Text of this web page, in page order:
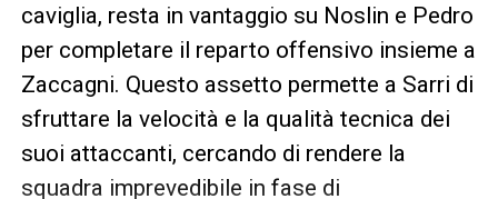
caviglia, resta in vantaggio su Noslin e Pedro
per completare il reparto offensivo insieme a
Zaccagni. Questo assetto permette a Sarri di
sfruttare la velocità e la qualità tecnica dei
suoi attaccanti, cercando di rendere la
squadra imprevedibile in fase di